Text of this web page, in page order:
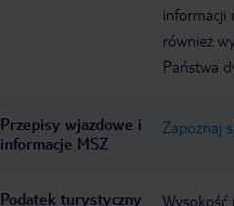
informacji
również
Państwa
Przepisy wjazdowe i
informacje MSZ
Zapoznaj
Podatek turystyczny Wysokość